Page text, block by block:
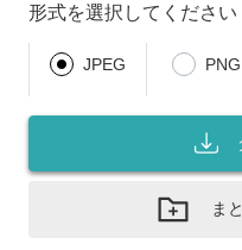
形式を選択してください
JPEG PNG
ま